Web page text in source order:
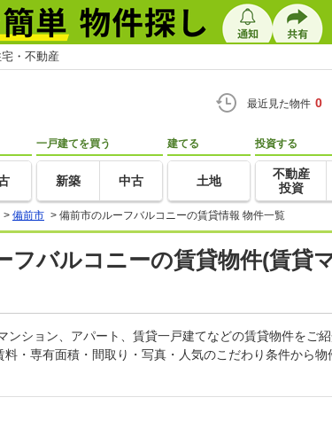
・不動産
最近見た物件 0
一戸建てを買う
新築 中古
建てる
土地
投資する
不動産
投資
> 備前市 > 備前市のルーフバルコニーの賃貸情報 物件一覧
フバルコニーの賃貸物件(賃貸
ンション、アパート、賃貸一戸建てなどの賃貸物件をご
・専有面積・間取り・写真・人気のこだわり条件から